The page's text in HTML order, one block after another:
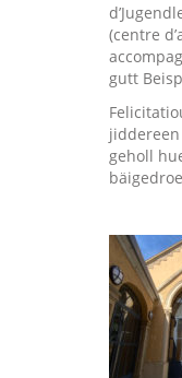
(centre
gutt
geholl